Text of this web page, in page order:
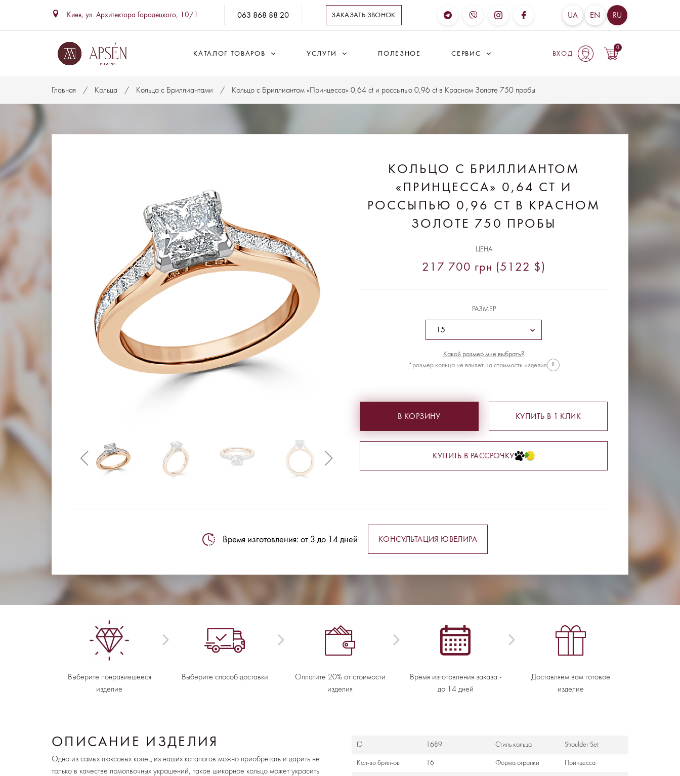
Киев, ул. Архитектора Городецкого, 10/1 063 868 88 20 ЗАКАЗАТЬ ЗВОНОК UA EN RU
КАТАЛОГ ТОВАРОВ УСЛУГИ ПОЛЕЗНОЕ СЕРВИС ВХОД
0
Главная Кольца Кольца с Бриллиантами Кольцо с Бриллиантом «Принцесса» 0,64 ct и россыпью 0,96 ct в Красном Золоте 750 пробы
КОЛЬЦО С БРИЛЛИАНТОМ
«ПРИНЦЕССА» 0,64 CT И
РОССЫПЬЮ 0,96 CT В КРАСНОМ
ЗОЛОТЕ 750 ПРОБЫ
ЦЕНА
217 700 грн (5122 $)
РАЗМЕР
Какой размер мне выбрать?
*размер кольца не влияет на стоимость изделия
?
В КОРЗИНУ
КУПИТЬ В РАССРОЧКУ
КУПИТЬ В 1 КЛИК
Время изготовления: от 3 до 14 дней КОНСУЛЬТАЦИЯ ЮВЕЛИРА
Выберите понравившееся
изделие
Выберите способ доставки
Оплатите 20% от стоимости
изделия
Время изготовления заказа -
до 14 дней
Доставляем вам готовое
изделие
ОПИСАНИЕ ИЗДЕЛИЯ
Одно из самых люксовых колец из наших каталогов можно приобретать и дарить не
только в качестве помолвочных украшений, такое шикарное кольцо может украсить
ID 1689 Стиль кольца Shoulder Set
Кол-во брил-ов 16 Формa огранки Принцесса